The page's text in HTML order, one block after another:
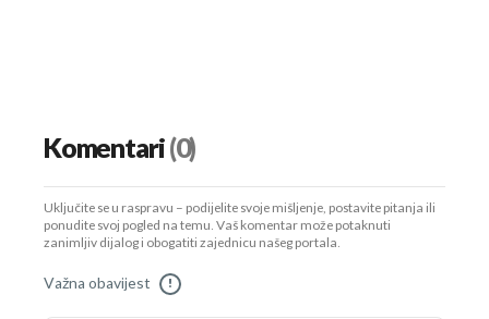
Komentari(0)
Uključite se u raspravu – podijelite svoje mišljenje, postavite pitanja ili
ponudite svoj pogled na temu. Vaš komentar može potaknuti
zanimljiv dijalog i obogatiti zajednicu našeg portala.
Važna obavijest !